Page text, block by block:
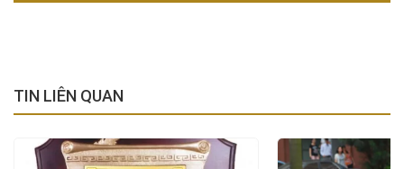
TIN LIÊN QUAN